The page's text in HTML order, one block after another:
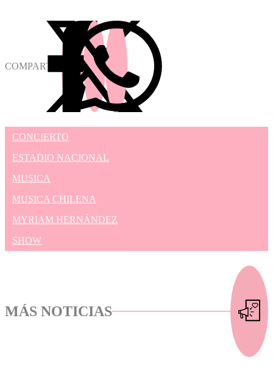
COMPARTIR
CONCIERTO
ESTADIO NACIONAL
MUSICA
MUSICA CHILENA
MYRIAM HERNÁNDEZ
SHOW
MÁS NOTICIAS